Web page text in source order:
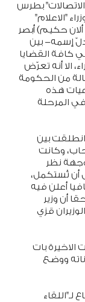
بطرس
"الاعلام"
حكيم) أبصر
إسمه- بين
كافة القضايا
الا أنه تعرّض
من الحكومة
هذه
المرحلة
انطلقت بين
وكانت
نظر
أن تُستكمل،
أعلن فيه
أن وزير
قزي
الاخيرة بات
ووضع